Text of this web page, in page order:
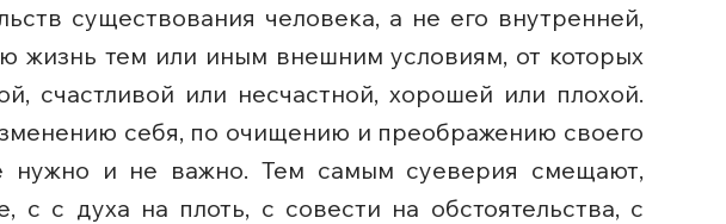
существования человека, а не его внутренней,
жизнь тем или иным внешним условиям, от которых
счастливой или несчастной, хорошей или плохой.
себя, по очищению и преображению своего
нужно и не важно. Тем самым суеверия смещают,
с духа на плоть, с совести на обстоятельства, с